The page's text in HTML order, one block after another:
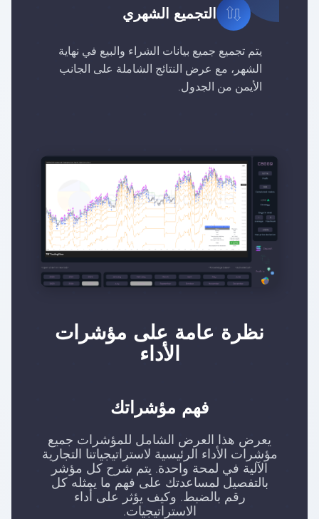
التجميع الشهري
يتم تجميع جميع بيانات الشراء والبيع في نهاية
الشهر، مع عرض النتائج الشاملة على الجانب
الأيمن من الجدول.
نظرة عامة على مؤشرات
الأداء
فهم مؤشراتك
يعرض هذا العرض الشامل للمؤشرات جميع
مؤشرات الأداء الرئيسية لاستراتيجياتنا التجارية
الآلية في لمحة واحدة. يتم شرح كل مؤشر
بالتفصيل لمساعدتك على فهم ما يمثله كل
رقم بالضبط. وكيف يؤثر على أداء
الاستراتيجيات.